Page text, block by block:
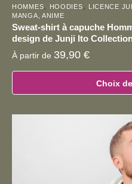
HOMMES, HOODIES, LICENCE
MANGA, ANIME
Sweat-shirt à capuche
design de Junji Ito
À partir de 39,90 €
Choix
produit